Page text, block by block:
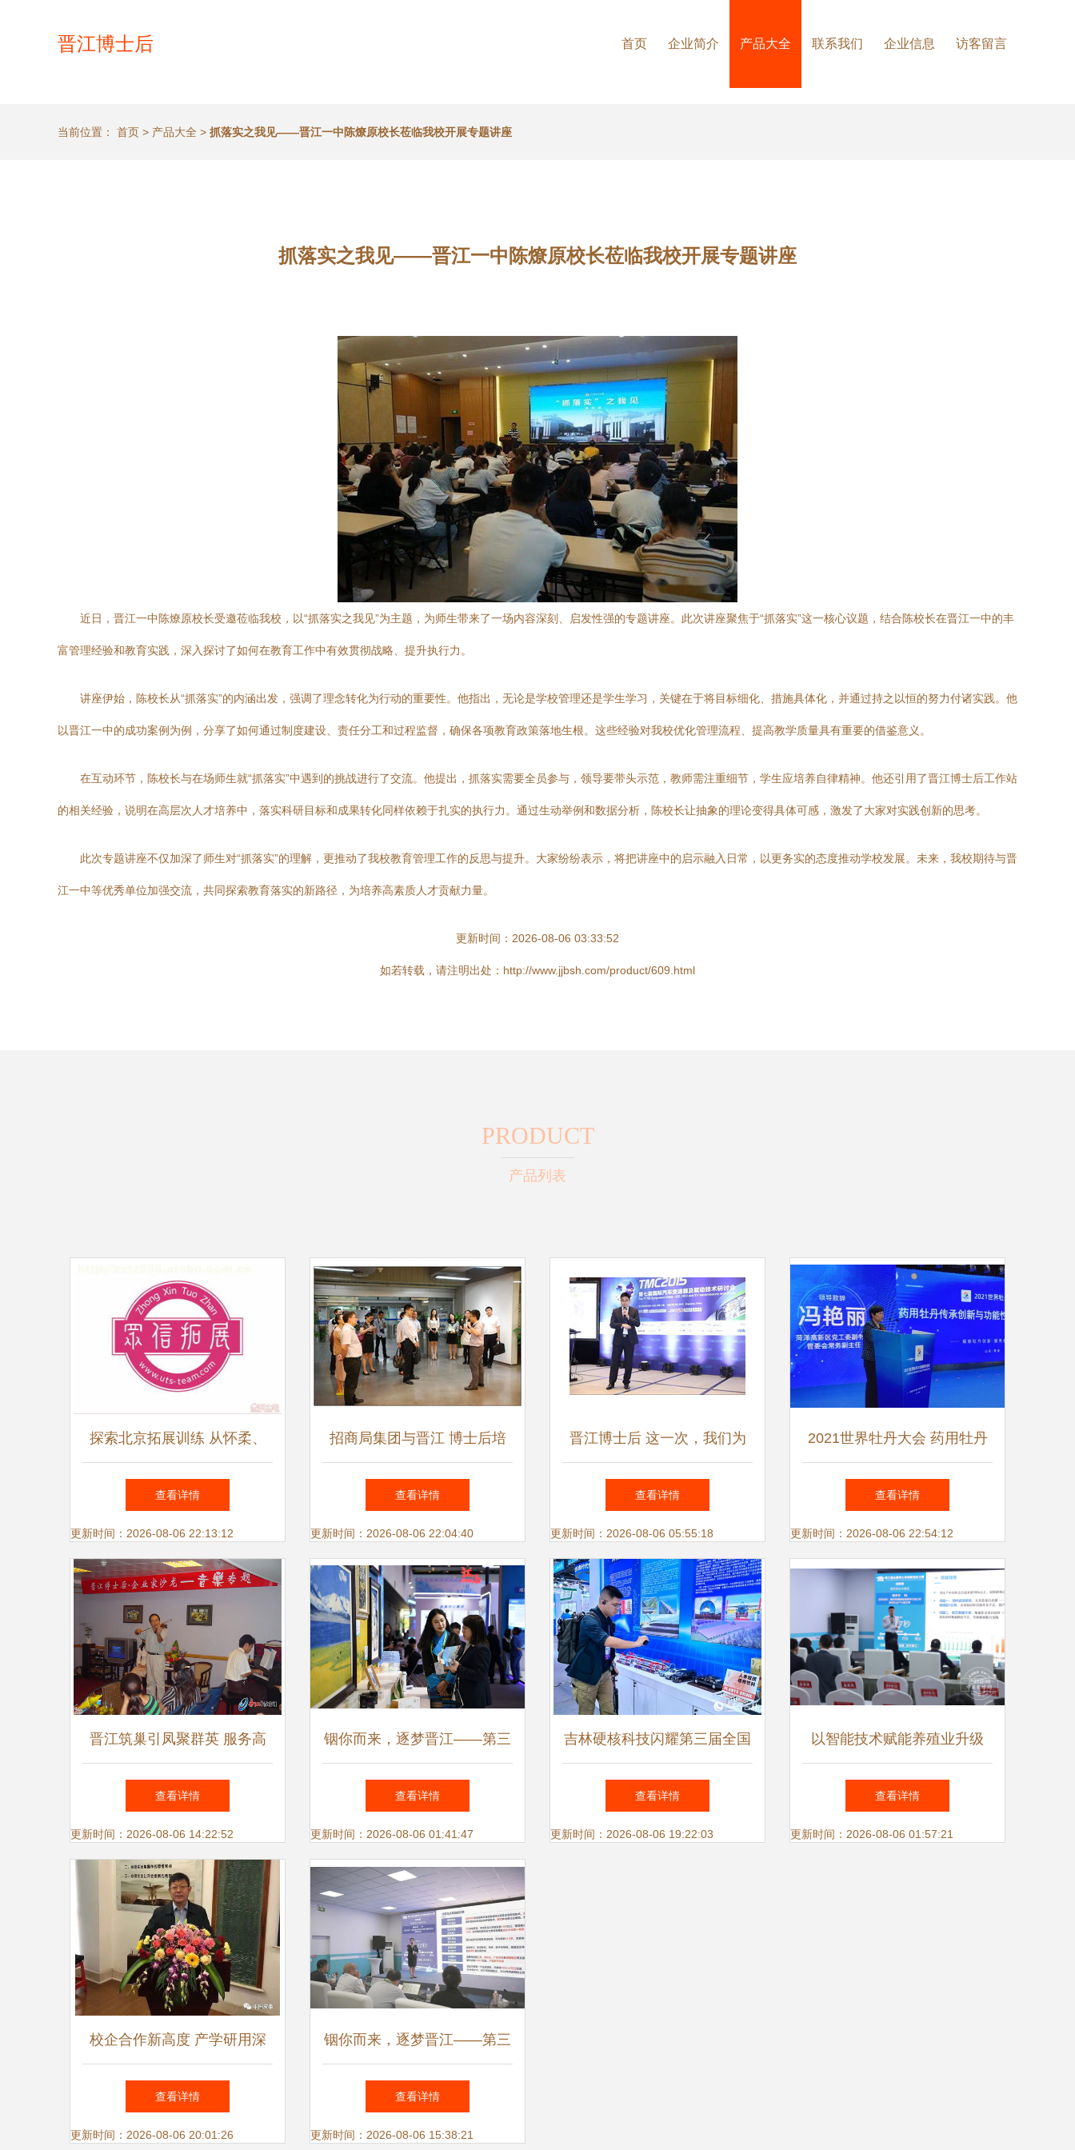
晋江博士后 首页 企业简介 产品大全 联系我们 企业信息 访客留言
当前位置： 首页 > 产品大全 > 抓落实之我见——晋江一中陈燎原校长莅临我校开展专题讲座
抓落实之我见——晋江一中陈燎原校长莅临我校开展专题讲座
近日，晋江一中陈燎原校长受邀莅临我校，以“抓落实之我见”为主题，为师生带来了一场内容深刻、启发性强的专题讲座。此次讲座聚焦于“抓落实”这一核心议题，结合陈校长在晋江一中的丰
富管理经验和教育实践，深入探讨了如何在教育工作中有效贯彻战略、提升执行力。
讲座伊始，陈校长从“抓落实”的内涵出发，强调了理念转化为行动的重要性。他指出，无论是学校管理还是学生学习，关键在于将目标细化、措施具体化，并通过持之以恒的努力付诸实践。他
以晋江一中的成功案例为例，分享了如何通过制度建设、责任分工和过程监督，确保各项教育政策落地生根。这些经验对我校优化管理流程、提高教学质量具有重要的借鉴意义。
在互动环节，陈校长与在场师生就“抓落实”中遇到的挑战进行了交流。他提出，抓落实需要全员参与，领导要带头示范，教师需注重细节，学生应培养自律精神。他还引用了晋江博士后工作站
的相关经验，说明在高层次人才培养中，落实科研目标和成果转化同样依赖于扎实的执行力。通过生动举例和数据分析，陈校长让抽象的理论变得具体可感，激发了大家对实践创新的思考。
此次专题讲座不仅加深了师生对“抓落实”的理解，更推动了我校教育管理工作的反思与提升。大家纷纷表示，将把讲座中的启示融入日常，以更务实的态度推动学校发展。未来，我校期待与晋
江一中等优秀单位加强交流，共同探索教育落实的新路径，为培养高素质人才贡献力量。
更新时间：2026-08-06 03:33:52
如若转载，请注明出处：http://www.jjbsh.com/product/609.html
PRODUCT
产品列表
探索北京拓展训练 从怀柔、
十渡到众信拓展的卓越服务
查看详情
更新时间：2026-08-06 22:13:12
招商局集团与晋江 博士后培
养的创新实践与区域发展新动
能
查看详情
更新时间：2026-08-06 22:04:40
晋江博士后 这一次，我们为
自己点赞
查看详情
更新时间：2026-08-06 05:55:18
2021世界牡丹大会 药用牡丹
传承创新与功能性产品临床应
用论坛在晋江举行，博士后力
量助推产业升级
查看详情
更新时间：2026-08-06 22:54:12
晋江筑巢引凤聚群英 服务高
质量发展大局 —— 全国首个
县域博士后工作站发展综述
查看详情
更新时间：2026-08-06 14:22:52
铟你而来，逐梦晋江——第三
届全国博士后创新创业大赛总
决赛见闻
查看详情
更新时间：2026-08-06 01:41:47
吉林硬核科技闪耀第三届全国
博士后创新创业大赛，晋江博
士后创新成果引关注
查看详情
更新时间：2026-08-06 19:22:03
以智能技术赋能养殖业升级
晋江博士后的创新实践与未来
展望
查看详情
更新时间：2026-08-06 01:57:21
校企合作新高度 产学研用深
度融合，晋江博士后工作站助
力区域创新发展
查看详情
更新时间：2026-08-06 20:01:26
铟你而来，逐梦晋江——第三
届全国博士后创新创业大赛总
决赛见闻
查看详情
更新时间：2026-08-06 15:38:21